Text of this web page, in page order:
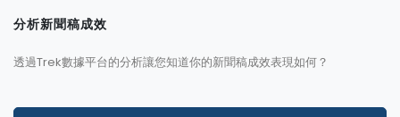
分析新聞稿成效
透過Trek數據平台的分析讓您知道你的新聞稿成效表現如何？